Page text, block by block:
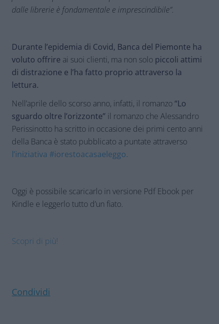
dalle librerie è fondamentale e imprescindibile”.
Durante l’epidemia di Covid, Banca del Piemonte ha
voluto offrire ai suoi clienti, ma non solo piccoli attimi
di distrazione e l’ha fatto proprio attraverso la
lettura.
Nell’aprile dello scorso anno, infatti, il romanzo“Lo
sguardo oltre l’orizzonte” il romanzo che Alessandro
Perissinotto ha scritto in occasione dei primi cento anni
della Banca è stato pubblicato a puntate attraverso
l’iniziativa #iorestoacasaeleggo.
Oggi è possibile scaricarlo in versione Pdf Ebook per
Kindle e leggerlo tutto d’un fiato.
Scopri di più!
Condividi